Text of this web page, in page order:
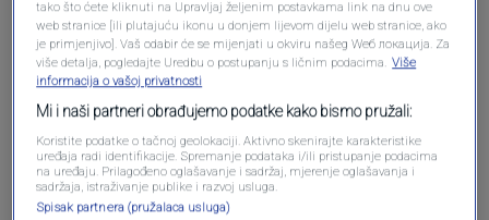
Pošalji komentar
tako što ćete kliknuti na Upravljaj željenim postavkama link na dnu ove
web stranice [ili plutajuću ikonu u donjem lijevom dijelu web stranice, ako
je primjenjivo]. Vaš odabir će se mijenjati u okviru našeg Wеб локација. Za
više detalja, pogledajte Uredbu o postupanju s ličnim podacima. Više
informacija o vašoj privatnosti
Mi i naši partneri obrađujemo podatke kako bismo pružali:
Koristite podatke o tačnoj geolokaciji. Aktivno skenirajte karakteristike
uređaja radi identifikacije. Spremanje podataka i/ili pristupanje podacima
na uređaju. Prilagođeno oglašavanje i sadržaj, mjerenje oglašavanja i
sadržaja, istraživanje publike i razvoj usluga.
Spisak partnera (pružalaca usluga)